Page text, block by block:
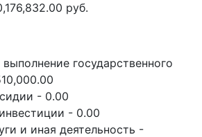
руб.
государственного
- 0.00
- 0.00
и иная деятельность -